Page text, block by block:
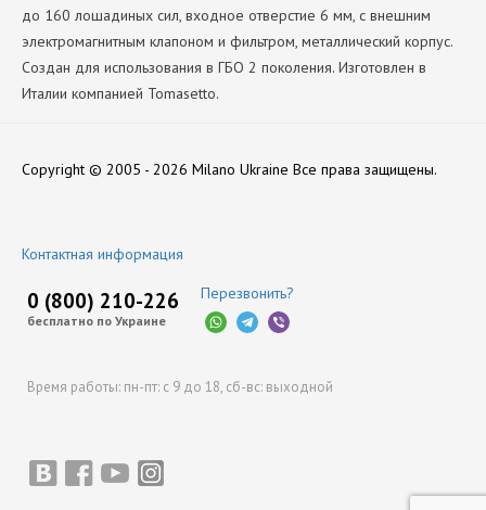
до 160 лошадиных сил, входное отверстие 6 мм, с внешним
электромагнитным клапоном и фильтром, металлический корпус.
Создан для использования в ГБО 2 поколения. Изготовлен в
Италии компанией Tomasetto.
Мощность катушки (Вт)
160
Напряжение катушки (В)
12
Tomasetto
Copyright © 2005 - 2026 Milano Ukraine Все права защищены.
Контактная информация
0 (800) 210-226
бесплатно по Украине
Перезвонить?
Время работы: пн-пт: с 9 до 18, сб-вс: выходной